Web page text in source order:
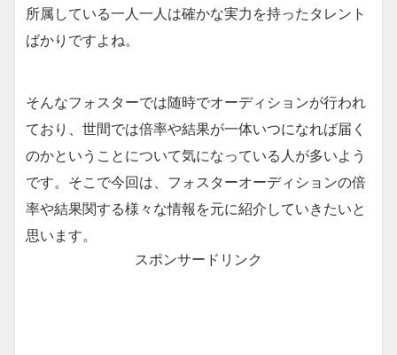
所属している一人一人は確かな実力を持ったタレント
ばかりですよね。
そんなフォスターでは随時でオーディションが行われ
ており、世間では倍率や結果が一体いつになれば届く
のかということについて気になっている人が多いよう
です。そこで今回は、フォスターオーディションの倍
率や結果関する様々な情報を元に紹介していきたいと
思います。
スポンサードリンク